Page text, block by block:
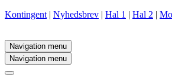
Kontingent | Nyhedsbrev | Hal 1 | Hal 2 |
Navigation menu
Navigation menu